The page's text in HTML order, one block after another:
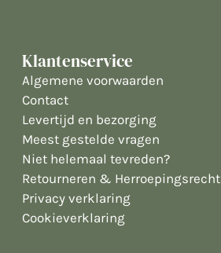
Klantenservice
Algemene voorwaarden
Contact
Levertijd en bezorging
Meest gestelde vragen
Niet helemaal tevreden?
Retourneren & Herroepingsrecht
Privacy verklaring
Cookieverklaring